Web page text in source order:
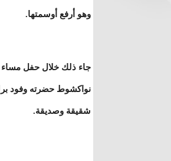
وهو أرفع أوسمتها.
جاء ذلك خلال حفل مساء
نواكشوط حضرته وفود
شقيقة وصديقة.